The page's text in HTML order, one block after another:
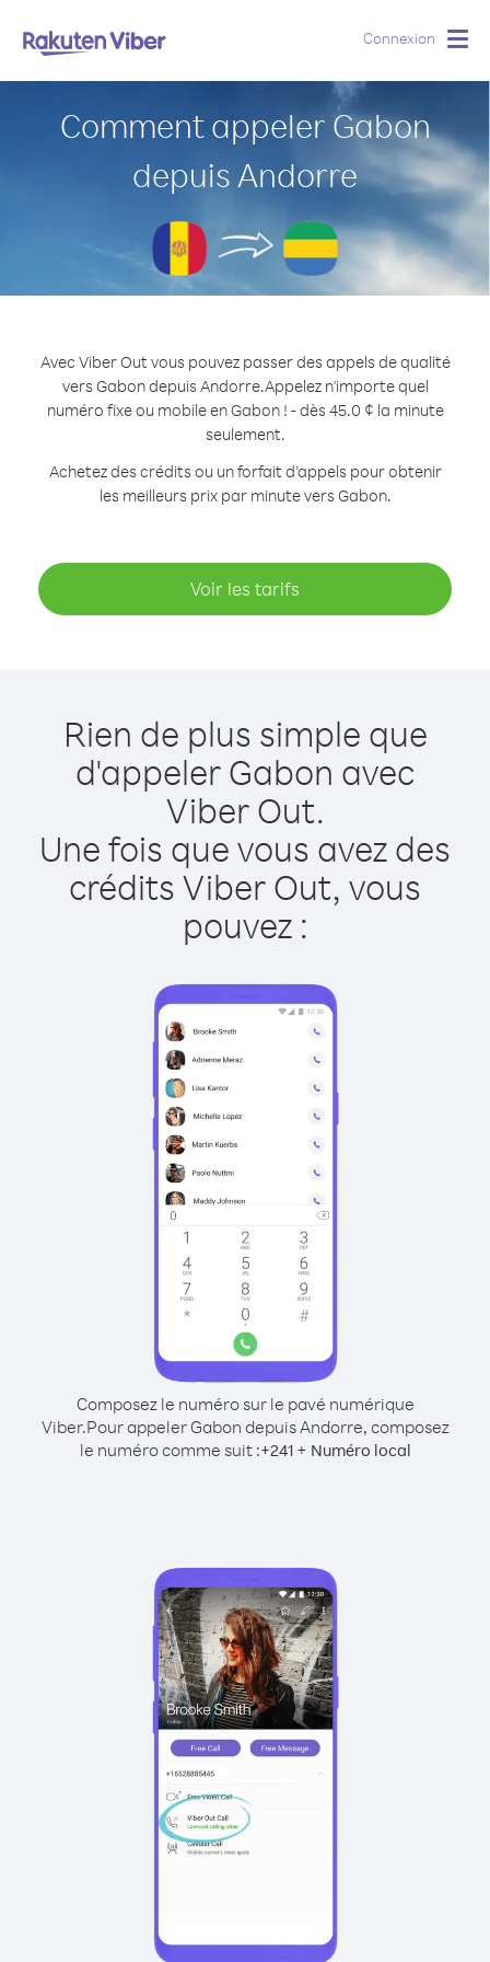
Connexion
Comment appeler Gabon
depuis Andorre
Avec Viber Out vous pouvez passer des appels de qualité
vers Gabon depuis Andorre.Appelez n'importe quel
numéro fixe ou mobile en Gabon ! - dès 45.0 ¢ la minute
seulement.
Achetez des crédits ou un forfait d’appels pour obtenir
les meilleurs prix par minute vers Gabon.
Voir les tarifs
Rien de plus simple que
d'appeler Gabon avec
Viber Out.
Une fois que vous avez des
crédits Viber Out, vous
pouvez :
Composez le numéro sur le pavé numérique
Viber.Pour appeler Gabon depuis Andorre, composez
le numéro comme suit :+241+ Numéro local